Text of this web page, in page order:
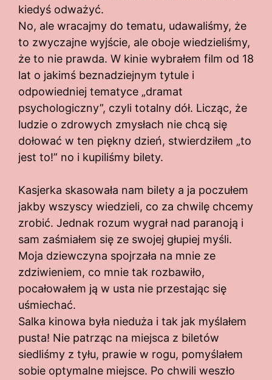
kiedyś odważyć.
No, ale wracajmy do tematu, udawaliśmy, że
to zwyczajne wyjście, ale oboje wiedzieliśmy,
że to nie prawda. W kinie wybrałem film od 18
lat o jakimś beznadziejnym tytule i
odpowiedniej tematyce „dramat
psychologiczny”, czyli totalny dół. Licząc, że
ludzie o zdrowych zmysłach nie chcą się
dołować w ten piękny dzień, stwierdziłem „to
jest to!” no i kupiliśmy bilety.
Kasjerka skasowała nam bilety a ja poczułem
jakby wszyscy wiedzieli, co za chwilę chcemy
zrobić. Jednak rozum wygrał nad paranoją i
sam zaśmiałem się ze swojej głupiej myśli.
Moja dziewczyna spojrzała na mnie ze
zdziwieniem, co mnie tak rozbawiło,
pocałowałem ją w usta nie przestając się
uśmiechać.
Salka kinowa była nieduża i tak jak myślałem
pusta! Nie patrząc na miejsca z biletów
siedliśmy z tyłu, prawie w rogu, pomyślałem
sobie optymalne miejsce. Po chwili weszło